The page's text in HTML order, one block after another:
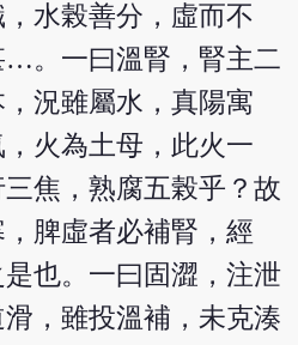
水榖善分，虛而不
…。一曰溫腎，腎主二
況雖屬水，真陽寓
火為土母，此火一
焦，熟腐五榖乎？故
脾虛者必補腎，經
也。一曰固澀，注泄
滑，雖投溫補，未克湊